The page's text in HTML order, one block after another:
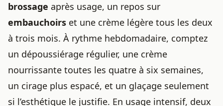
brossage après usage, un repos sur
embauchoirs et une crème légère tous les deux
à trois mois. À rythme hebdomadaire, comptez
un dépoussiérage régulier, une crème
nourrissante toutes les quatre à six semaines,
un cirage plus espacé, et un glaçage seulement
si l’esthétique le justifie. En usage intensif, deux